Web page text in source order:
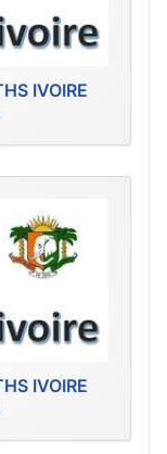
IVOIRE
IVOIRE